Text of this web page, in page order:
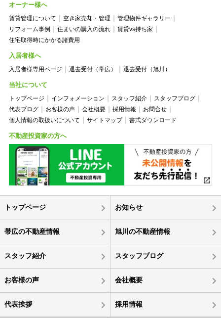
オーナー様へ
賃貸管理について 空き家売却・管理
管理物件ギャラリー
リフォーム事例
住まいの購入の流れ
賃貸vs持ち家
住宅取得時にかかる諸費用
入居者様へ
入居者様専用ページ 退去受付（帯広） 退去受付（旭川）
当社について
トップページ インフォメーション スタッフ紹介
スタッフブログ
代表ブログ
お客様の声 会社概要 採用情報
お問合せ
個人情報の取扱いについて
サイトマップ 書式ダウンロード
不動産投資家の方へ
トップページ お知らせ
帯広の不動産情報 旭川の不動産情報
スタッフ紹介 スタッフブログ
お客様の声 会社概要
代表挨拶 採用情報